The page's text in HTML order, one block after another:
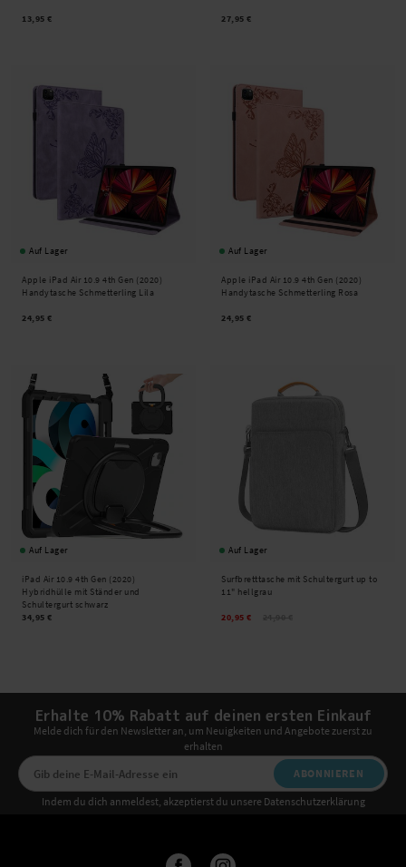
13,95 € 27,95 €
Auf Lager
Apple iPad Air 10.9 4th Gen (2020)
Handytasche Schmetterling Lila
24,95 €
Auf Lager
Apple iPad Air 10.9 4th Gen (2020)
Handytasche Schmetterling Rosa
24,95 €
Auf Lager
iPad Air 10.9 4th Gen (2020)
Hybridhülle mit Ständer und
Schultergurt schwarz
34,95 €
Auf Lager
Surfbretttasche mit Schultergurt up to
11" hellgrau
20,95 €
Erhalte 10% Rabatt auf deinen ersten Einkauf
Melde dich für den Newsletter an, um Neuigkeiten und Angebote zuerst zu
erhalten
ABONNIEREN
Indem du dich anmeldest, akzeptierst du unsere Datenschutzerklärung